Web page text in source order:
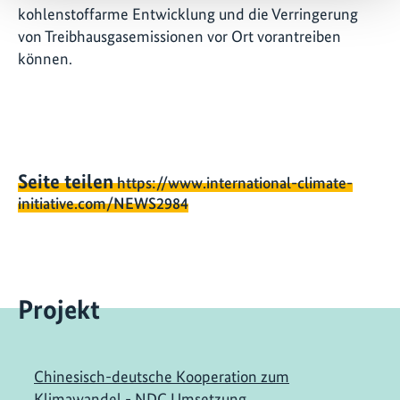
kohlenstoffarme Entwicklung und die Verringerung
von Treibhausgasemissionen vor Ort vorantreiben
können.
Seite teilenhttps://www.international-climate-
initiative.com/NEWS2984
Projekt
Chinesisch-deutsche Kooperation zum